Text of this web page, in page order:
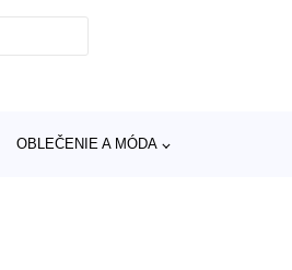
OBLEČENIE A MÓDA